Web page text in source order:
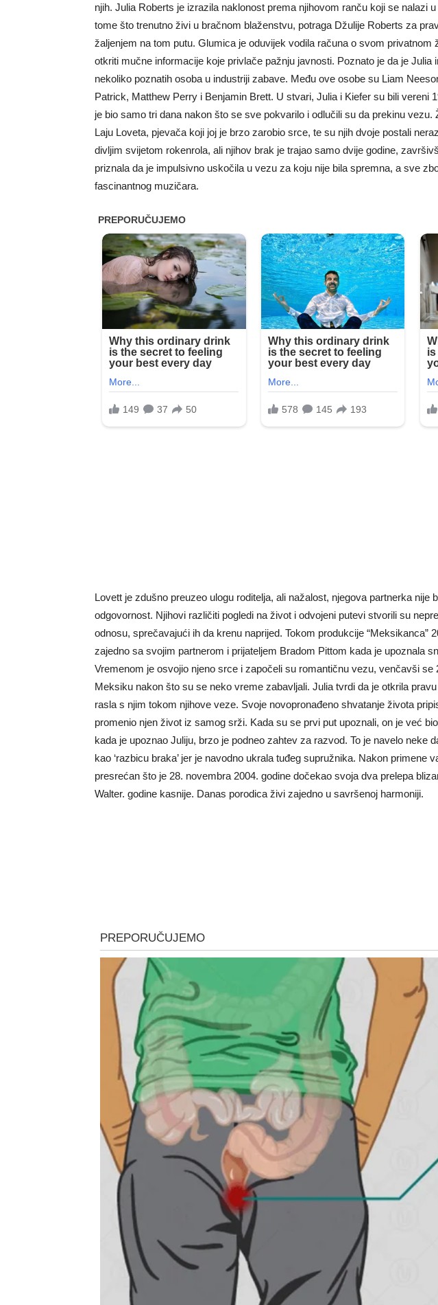
njih. Julia Roberts je izrazila naklonost prema njihovom ranču koji se nalazi
tome što trenutno živi u bračnom blaženstvu, potraga Džulije Roberts za
žaljenjem na tom putu. Glumica je oduvijek vodila računa o svom privatnom
otkriti mučne informacije koje privlače pažnju javnosti. Poznato je da je Julia
nekoliko poznatih osoba u industriji zabave. Među ove osobe su Liam
Patrick, Matthew Perry i Benjamin Brett. U stvari, Julia i Kiefer su bili vereni
je bio samo tri dana nakon što se sve pokvarilo i odlučili su da prekinu vezu.
Laju Loveta, pjevača koji joj je brzo zarobio srce, te su njih dvoje postali
divljim svijetom rokenrola, ali njihov brak je trajao samo dvije godine,
priznala da je impulsivno uskočila u vezu za koju nije bila spremna, a sve
fascinantnog muzičara.
Lovett je zdušno preuzeo ulogu roditelja, ali nažalost, njegova partnerka nije
odgovornost. Njihovi različiti pogledi na život i odvojeni putevi stvorili su
odnosu, sprečavajući ih da krenu naprijed. Tokom produkcije “Meksikanca”
zajedno sa svojim partnerom i prijateljem Bradom Pittom kada je upoznala
Vremenom je osvojio njeno srce i započeli su romantičnu vezu, venčavši se
Meksiku nakon što su se neko vreme zabavljali. Julia tvrdi da je otkrila
rasla s njim tokom njihove veze. Svoje novopronađeno shvatanje života
promenio njen život iz samog srži. Kada su se prvi put upoznali, on je već
kada je upoznao Juliju, brzo je podneo zahtev za razvod. To je navelo neke
kao ‘razbicu braka’ jer je navodno ukrala tuđeg supružnika. Nakon primene
presrećan što je 28. novembra 2004. godine dočekao svoja dva prelepa
Walter. godine kasnije. Danas porodica živi zajedno u savršenoj harmoniji.